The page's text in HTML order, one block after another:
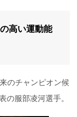
高い運動能
のチャンピオン候
の服部凌河選手。